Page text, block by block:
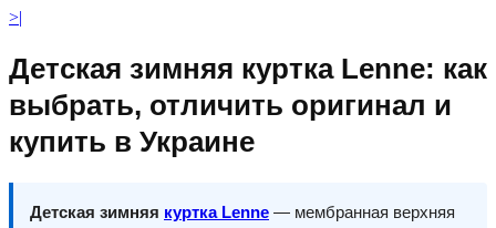
>|
Детская зимняя куртка Lenne: как
выбрать, отличить оригинал и
купить в Украине
Детская зимняя куртка Lenne — мембранная верхняя